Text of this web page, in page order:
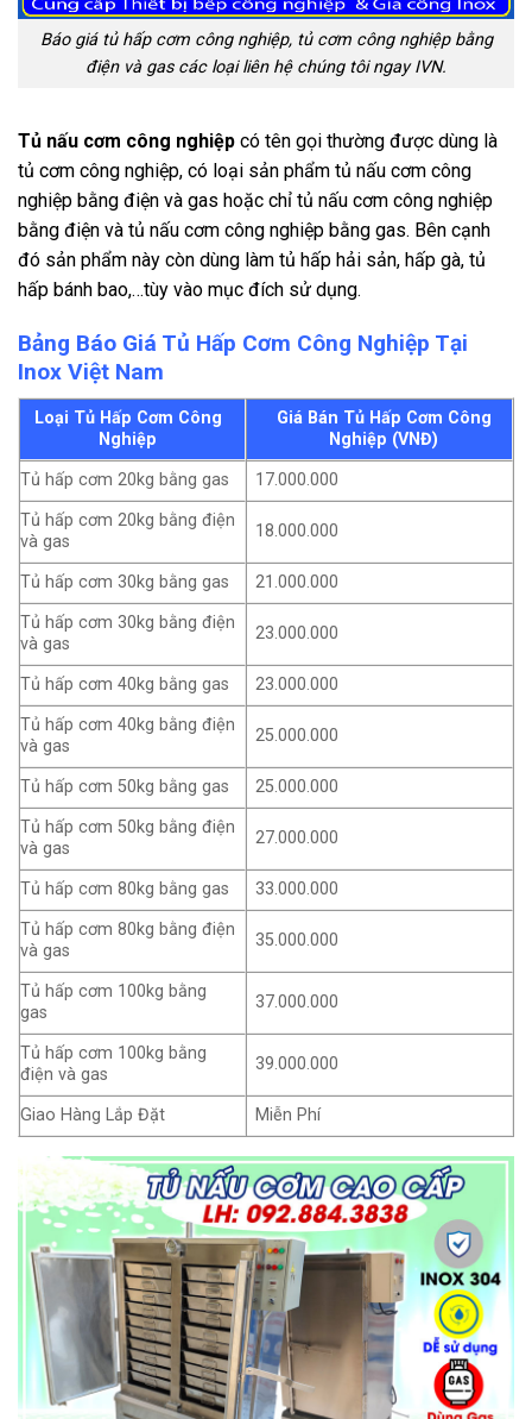
Báo giá tủ hấp cơm công nghiệp, tủ cơm công nghiệp bằng
điện và gas các loại liên hệ chúng tôi ngay IVN.
Tủ nấu cơm công nghiệp có tên gọi thường được dùng là
tủ cơm công nghiệp, có loại sản phẩm tủ nấu cơm công
nghiệp bằng điện và gas hoặc chỉ tủ nấu cơm công nghiệp
bằng điện và tủ nấu cơm công nghiệp bằng gas. Bên cạnh
đó sản phẩm này còn dùng làm tủ hấp hải sản, hấp gà, tủ
hấp bánh bao,…tùy vào mục đích sử dụng.
Bảng Báo Giá Tủ Hấp Cơm Công Nghiệp Tại
Inox Việt Nam
Loại Tủ Hấp Cơm Công
Nghiệp
Giá Bán Tủ Hấp Cơm Công
Nghiệp (VNĐ)
Tủ hấp cơm 20kg bằng gas
17.000.000
Tủ hấp cơm 20kg bằng điện
và gas
18.000.000
Tủ hấp cơm 30kg bằng gas
21.000.000
Tủ hấp cơm 30kg bằng điện
và gas
23.000.000
Tủ hấp cơm 40kg bằng gas
23.000.000
Tủ hấp cơm 40kg bằng điện
và gas
25.000.000
Tủ hấp cơm 50kg bằng gas
25.000.000
Tủ hấp cơm 50kg bằng điện
và gas
27.000.000
Tủ hấp cơm 80kg bằng gas
33.000.000
Tủ hấp cơm 80kg bằng điện
và gas
35.000.000
Tủ hấp cơm 100kg bằng
gas
37.000.000
Tủ hấp cơm 100kg bằng
điện và gas
39.000.000
Giao Hàng Lắp Đặt Miễn Phí